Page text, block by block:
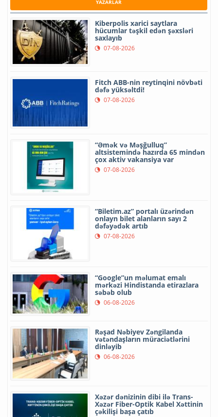
YAZARLAR
Kiberpolis xarici saytlara
hücumlar təşkil edən şəxsləri
saxlayıb
07-08-2026
Fitch ABB-nin reytinqini növbəti
dəfə yüksəltdi!
07-08-2026
“Əmək və Məşğulluq”
altsistemində hazırda 65 mindən
çox aktiv vakansiya var
07-08-2026
“Biletim.az” portalı üzərindən
onlayn bilet alanların sayı 2
dəfəyədək artıb
07-08-2026
“Google”un məlumat emalı
mərkəzi Hindistanda etirazlara
səbəb olub
06-08-2026
Rəşad Nəbiyev Zəngilanda
vətəndaşların müraciətlərini
dinləyib
06-08-2026
Xəzər dənizinin dibi ilə Trans-
Xəzər Fiber-Optik Kabel Xəttinin
çəkilişi başa çatıb